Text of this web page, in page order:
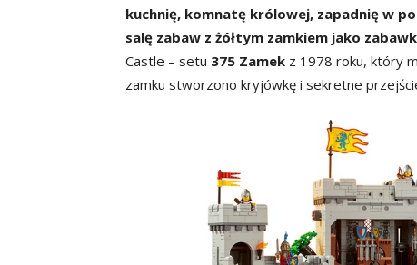
kuchnię, komnatę królowej, zapadnię w
salę zabaw z żółtym zamkiem jako
Castle – setu 375 Zamek z 1978 roku, który
zamku stworzono kryjówkę i sekretne